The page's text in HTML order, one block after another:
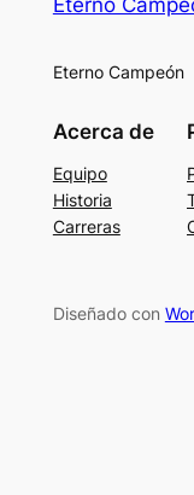
Eterno
Eterno Campeón
Acerca de
Equipo
Historia
Carreras
Diseñado con